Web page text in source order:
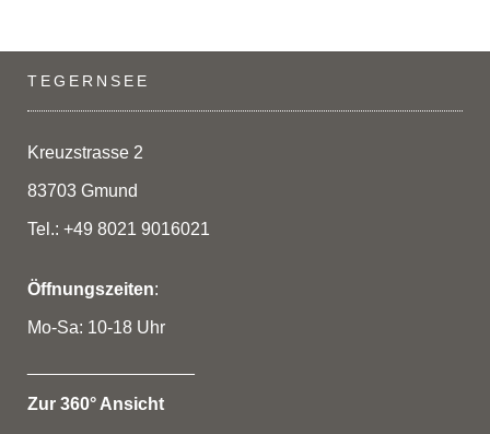
TEGERNSEE
Kreuzstrasse 2
83703 Gmund
Tel.: +49 8021 9016021
Öffnungszeiten:
Mo-Sa: 10-18 Uhr
Zur 360° Ansicht